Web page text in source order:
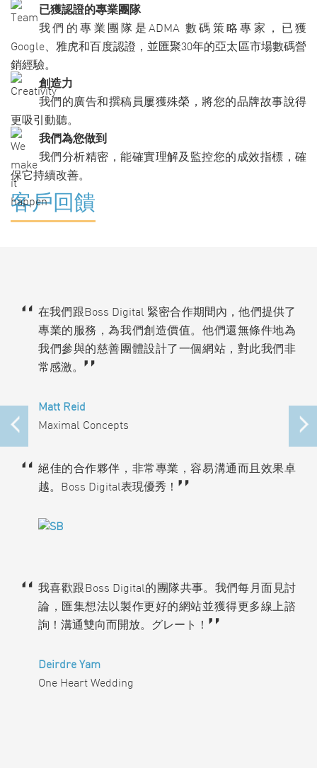
已獲認證的專業團隊
我們的專業團隊是ADMA 數碼策略專家，已獲
Google、雅虎和百度認證，並匯聚30年的亞太區市場數碼營
銷經驗。
創造力
我們的廣告和撰稿員屢獲殊榮，將您的品牌故事說得
更吸引動聽。
我們為您做到
我們分析精密，能確實理解及監控您的成效指標，確
保它持續改善。
客戶回饋
在我們跟Boss Digital 緊密合作期間內，他們提供了
專業的服務，為我們創造價值。他們還無條件地為
我們參與的慈善團體設計了一個網站，對此我們非
常感激。
Matt Reid
Maximal Concepts
絕佳的合作夥伴，非常專業，容易溝通而且效果卓
越。Boss Digital表現優秀！
我喜歡跟Boss Digital的團隊共事。我們每月面見討
論，匯集想法以製作更好的網站並獲得更多線上諮
詢！溝通雙向而開放。グレート！
Deirdre Yam
One Heart Wedding